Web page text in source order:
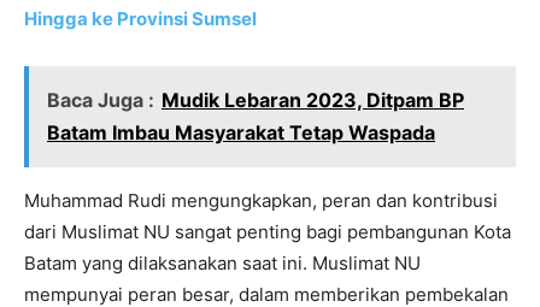
Hingga ke Provinsi Sumsel
Baca Juga : Mudik Lebaran 2023, Ditpam BP
Batam Imbau Masyarakat Tetap Waspada
Muhammad Rudi mengungkapkan, peran dan kontribusi
dari Muslimat NU sangat penting bagi pembangunan Kota
Batam yang dilaksanakan saat ini. Muslimat NU
mempunyai peran besar, dalam memberikan pembekalan